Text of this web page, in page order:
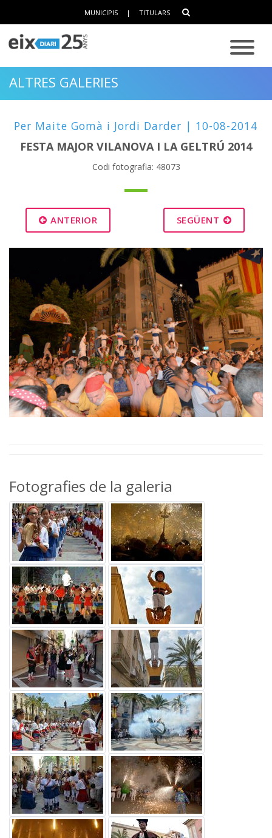
MUNICIPIS | TITULARS
ALTRES GALERIES
Per Maite Gomà i Jordi Darder | 10-08-2014
FESTA MAJOR VILANOVA I LA GELTRÚ 2014
Codi fotografia: 48073
ANTERIOR SEGÜENT
Fotografies de la galeria